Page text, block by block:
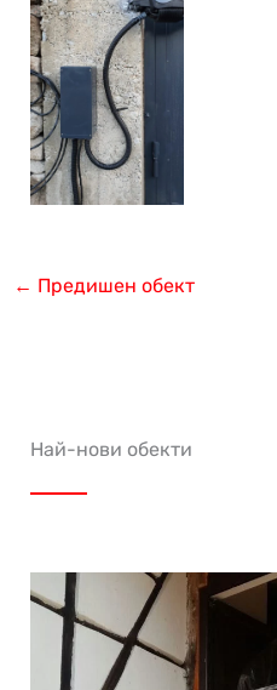
← Предишен обект
Най-нови обекти